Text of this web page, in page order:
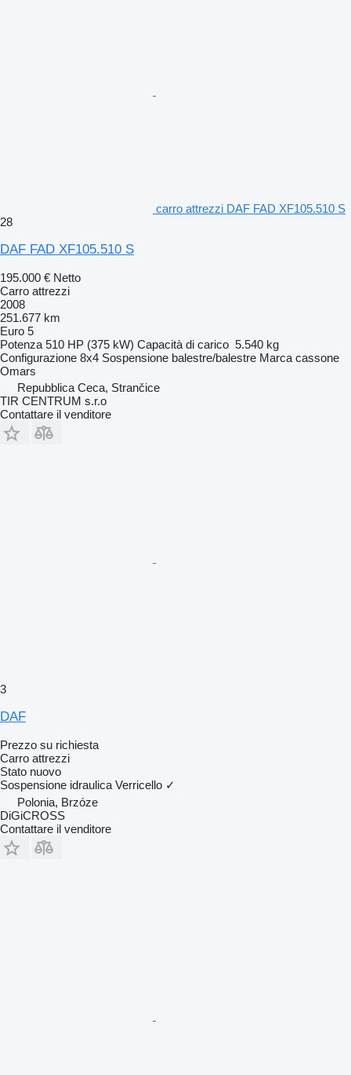
carro attrezzi DAF FAD XF105.510 S
28
DAF FAD XF105.510 S
195.000 € Netto
Carro attrezzi
2008
251.677 km
Euro 5
Potenza 510 HP (375 kW) Capacità di carico 5.540 kg
Configurazione 8x4 Sospensione balestre/balestre Marca cassone
Omars
Repubblica Ceca, Strančice
TIR CENTRUM s.r.o
Contattare il venditore
3
DAF
Prezzo su richiesta
Carro attrezzi
Stato nuovo
Sospensione idraulica Verricello ✓
Polonia, Brzóze
DiGiCROSS
Contattare il venditore